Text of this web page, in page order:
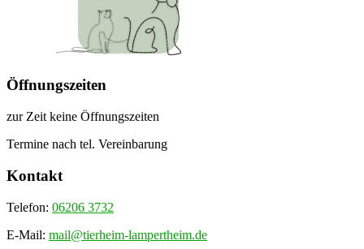
Öffnungszeiten
zur Zeit keine Öffnungszeiten
Termine nach tel. Vereinbarung
Kontakt
Telefon: 06206 3732
E-Mail: mail@tierheim-lampertheim.de